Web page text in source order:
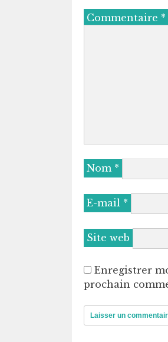
Commentaire *
Nom *
E-mail *
Site web
Enregistrer
prochain